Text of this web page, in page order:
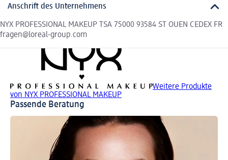
Anschrift des Unternehmens
NYX PROFESSIONAL MAKEUP TSA 75000 93584 ST OUEN CEDEX FR
fragen@loreal-group.com
Weitere Produkte
von NYX PROFESSIONAL MAKEUP
Passende Beratung